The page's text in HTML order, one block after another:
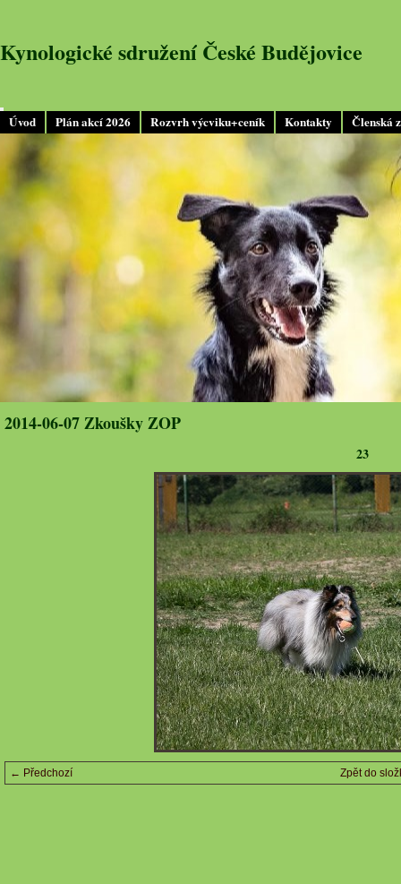
Úvod Plán akcí 2026 Rozvrh výcviku+ceník Kontakty Členská
Kynologické sdružení České Budějovice
2014-06-07 Zkoušky ZOP
23
← Předchozí Zpět do